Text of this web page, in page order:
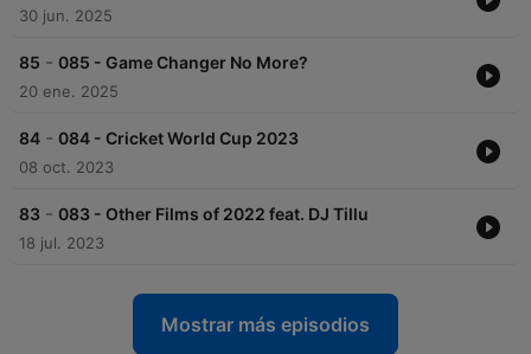
30 jun. 2025
85 - 085 - Game Changer No More?
20 ene. 2025
84 - 084 - Cricket World Cup 2023
08 oct. 2023
83 - 083 - Other Films of 2022 feat. DJ Tillu
18 jul. 2023
Mostrar más episodios